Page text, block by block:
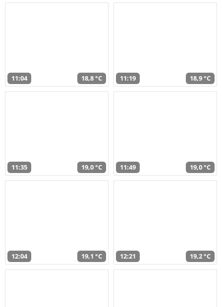
11:04 18,8 °C 11:19 18,9 °C
11:35 19,0 °C 11:49 19,0 °C
12:04 19,1 °C 12:21 19,2 °C